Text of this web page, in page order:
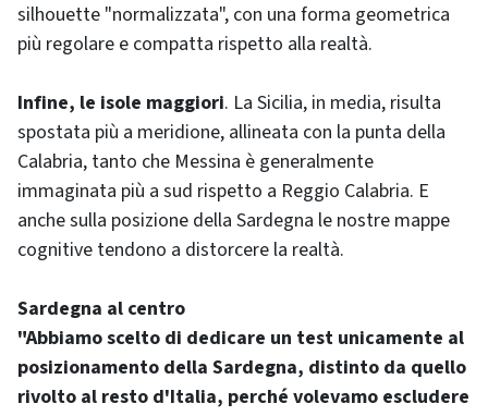
silhouette "normalizzata", con una forma geometrica
più regolare e compatta rispetto alla realtà.
Infine, le isole maggiori. La Sicilia, in media, risulta
spostata più a meridione, allineata con la punta della
Calabria, tanto che Messina è generalmente
immaginata più a sud rispetto a Reggio Calabria. E
anche sulla posizione della Sardegna le nostre mappe
cognitive tendono a distorcere la realtà.
Sardegna al centro
"Abbiamo scelto di dedicare un test unicamente al
posizionamento della Sardegna, distinto da quello
rivolto al resto d'Italia, perché volevamo escludere